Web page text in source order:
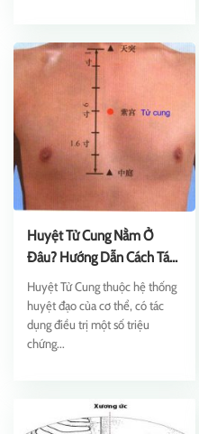
Huyệt Tử Cung Nằm Ở
Đâu? Hướng Dẫn Cách Tác
Động Chuẩn
Huyệt Tử Cung thuộc hệ thống
huyệt đạo của cơ thể, có tác
dụng điều trị một số triệu
chứng...